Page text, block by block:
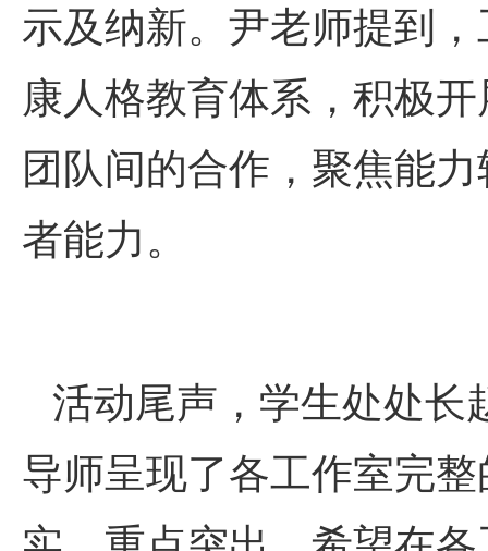
示及纳新。尹老师提到
康人格教育体系，积极
团队间的合作，聚焦能
者能力。
活动尾声，学生处处长
导师呈现了各工作室完